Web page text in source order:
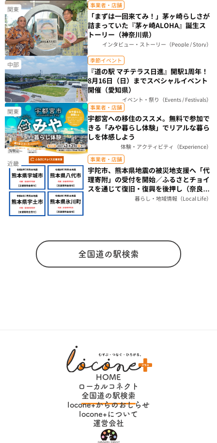
関東 事業者・店舗
「まずは一回来てみ！」茅ヶ崎らしさが
詰まっていた『茅ヶ崎ALOHA』誕生ス
トーリー（神奈川県）
インタビュー・ストーリー（People / Story）
中部 季節イベント
『道の駅 マチテラス日進』開駅1周年！
8月16日（日）までスペシャルイベント
開催（愛知県）
イベント・祭り（Events / Festivals）
関東 事業者・店舗
宇都宮への移住のススメ。無料で参加で
きる「みや暮らし体験」でリアルな暮ら
しを体感しよう
体験・アクティビティ（Experience）
近畿 事業者・店舗
宇陀市、熊本県地震の被災地支援へ「代
理寄附」の受付を開始／ふるさとチョイ
スを通じて復旧・復興を後押し（奈良
暮らし・地域情報（Local Life）
全国道の駅検索
HOME
ローカルコネクト
全国道の駅検索
locone+からのおしらせ
locone+について
運営会社